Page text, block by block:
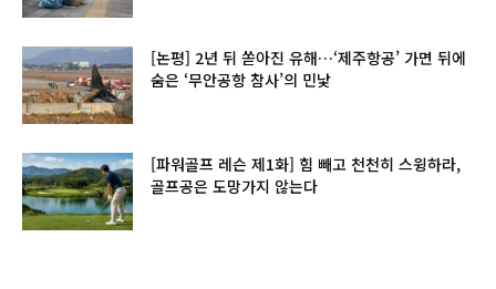
[논평] 2년 뒤 쏟아진 유해…‘제주항공’ 가면 뒤에
숨은 ‘무안공항 참사’의 민낯
[파워골프 레슨 제1화] 힘 빼고 천천히 스윙하라,
골프공은 도망가지 않는다